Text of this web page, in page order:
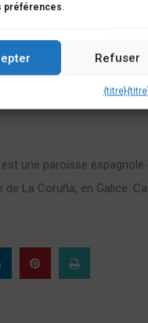
préférences
Refuser
{titre}
une paroisse espagnole
La Coruña, en Galice.